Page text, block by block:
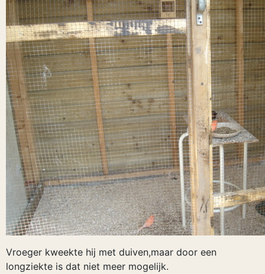
Vroeger kweekte hij met duiven,maar door een
longziekte is dat niet meer mogelijk.